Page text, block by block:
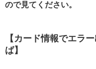
ので見てください。
【カード情報でエラ
ば】